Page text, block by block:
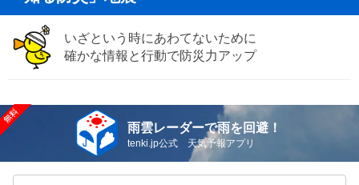
いざという時にあわてないために
確かな情報と行動で防災力アップ
雨雲レーダーで雨を回避！
tenki.jp公式 天気予報アプリ